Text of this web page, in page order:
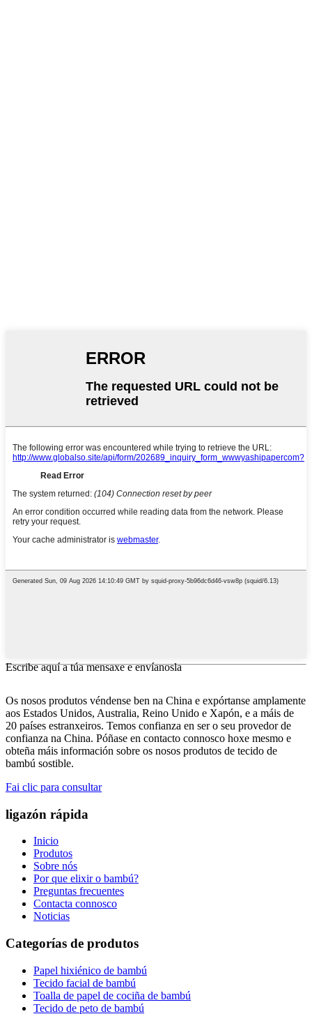
Escribe aquí a túa mensaxe e envíanosla
Os nosos produtos véndense ben na China e expórtanse amplamente
aos Estados Unidos, Australia, Reino Unido e Xapón, e a máis de
20 países estranxeiros. Temos confianza en ser o seu provedor de
confianza na China. Póñase en contacto connosco hoxe mesmo e
obteña máis información sobre os nosos produtos de tecido de
bambú sostible.
Fai clic para consultar
ligazón rápida
Inicio
Produtos
Sobre nós
Por que elixir o bambú?
Preguntas frecuentes
Contacta connosco
Noticias
Categorías de produtos
Papel hixiénico de bambú
Tecido facial de bambú
Toalla de papel de cociña de bambú
Tecido de peto de bambú